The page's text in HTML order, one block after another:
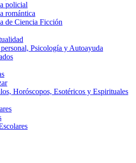
policial
romántica
de Ciencia Ficción
Psicología y Autoayuda
Horóscopos, Esotéricos y Espirituales